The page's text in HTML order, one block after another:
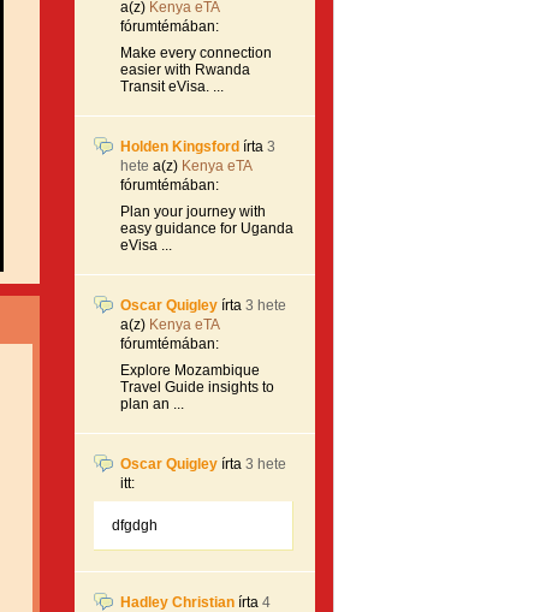
a(z) Kenya eTA
fórumtémában:
Make every connection
easier with Rwanda
Transit eVisa. ...
Holden Kingsford írta 3
hete a(z) Kenya eTA
fórumtémában:
Plan your journey with
easy guidance for Uganda
eVisa ...
Oscar Quigley írta 3 hete
a(z) Kenya eTA
fórumtémában:
Explore Mozambique
Travel Guide insights to
plan an ...
Oscar Quigley írta 3 hete
itt:
dfgdgh
Hadley Christian írta 4